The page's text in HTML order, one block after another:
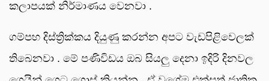
කලාපයක් නිර්මාණය වෙනවා .
ගම්පහ දිස්ත්‍රික්කය දියුණු කරන්න අපට වැඩපිළිවෙලක්
තිබෙනවා . මේ පණිවිඩය ඔබ සියලු දෙනා ඉදිරි දිනවල